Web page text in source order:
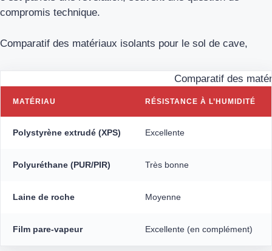
compromis technique.
Comparatif des matériaux isolants pour le sol de cave,
Comparatif des
MATÉRIAU RÉSISTANCE À L’HUMIDITÉ
Polystyrène extrudé (XPS) Excellente
Polyuréthane (PUR/PIR) Très bonne
Laine de roche Moyenne
Film pare-vapeur Excellente (en complément)